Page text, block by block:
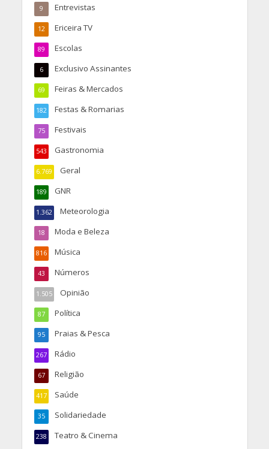
Entrevistas
9
Ericeira TV
12
Escolas
89
Exclusivo Assinantes
6
Feiras & Mercados
69
Festas & Romarias
182
Festivais
75
Gastronomia
543
Geral
6.769
GNR
189
Meteorologia
1.362
Moda e Beleza
18
Música
816
Números
43
Opinião
1.505
Política
87
Praias & Pesca
95
Rádio
267
Religião
67
Saúde
417
Solidariedade
35
Teatro & Cinema
238